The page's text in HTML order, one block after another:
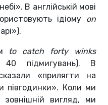
В англійській мові
ідіому on
to catch forty winks
підмигувань). В
«прилягти на
півгодинки». Коли ми
вигляд, ми